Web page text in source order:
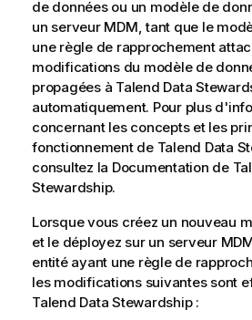
l
i
t
y
-
n
o
t
e
de données ou un modèle de
un serveur MDM, tant que le
une règle de rapprochement
modifications du modèle de
propagées à Talend Data
automatiquement. Pour plus
concernant les concepts et les
fonctionnement de Talend Data
consultez la Documentation de
Stewardship.
Lorsque vous créez un nouveau
et le déployez sur un serveur
entité ayant une règle de
les modifications suivantes sont
Talend Data Stewardship: